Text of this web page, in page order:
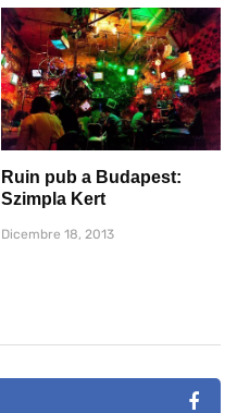
Ruin pub a Budapest:
Szimpla Kert
Dicembre 18, 2013